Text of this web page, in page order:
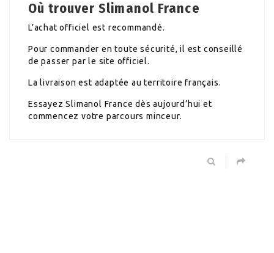
Où trouver Slimanol France
L’achat officiel est recommandé.
Pour commander en toute sécurité, il est conseillé
de passer par le site officiel.
La livraison est adaptée au territoire français.
Essayez Slimanol France dès aujourd’hui et
commencez votre parcours minceur.